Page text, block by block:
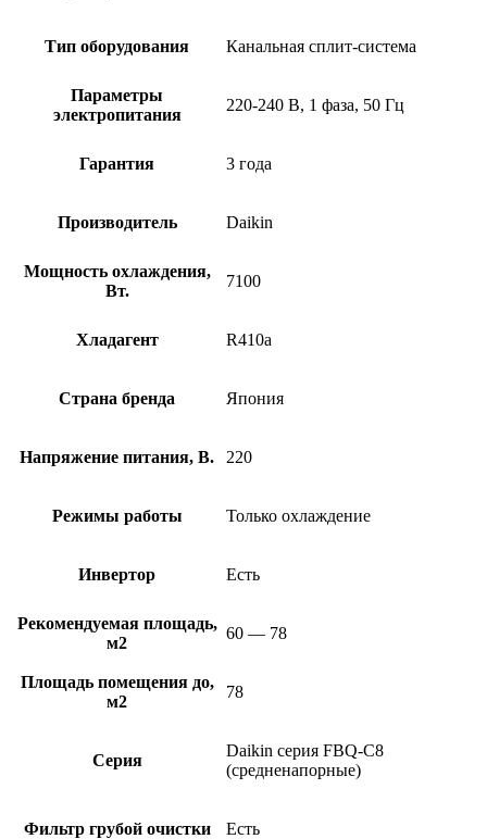
Тип оборудования Канальная сплит-система
Параметры
электропитания
220-240 В, 1 фаза, 50 Гц
Гарантия 3 года
Производитель Daikin
Мощность охлаждения,
Вт.
7100
Хладагент R410a
Страна бренда Япония
Напряжение питания, В. 220
Режимы работы Только охлаждение
Инвертор Есть
Рекомендуемая площадь,
м2
60 — 78
Площадь помещения до,
м2
78
Серия
Daikin серия FBQ-C8
(средненапорные)
Фильтр грубой очистки Есть